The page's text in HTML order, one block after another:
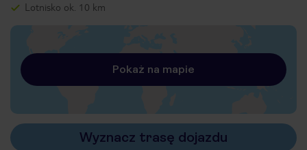
Lotnisko ok. 10 km
Pokaż na mapie
Wyznacz trasę dojazdu